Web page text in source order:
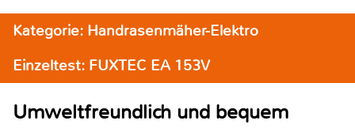
Kategorie: Handrasenmäher-Elektro
Einzeltest: FUXTEC EA 153V
Umweltfreundlich und bequem